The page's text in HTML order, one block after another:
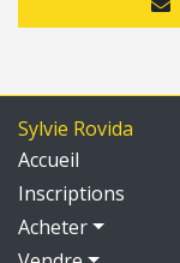
Sylvie Rovida
Accueil
Inscriptions
Acheter